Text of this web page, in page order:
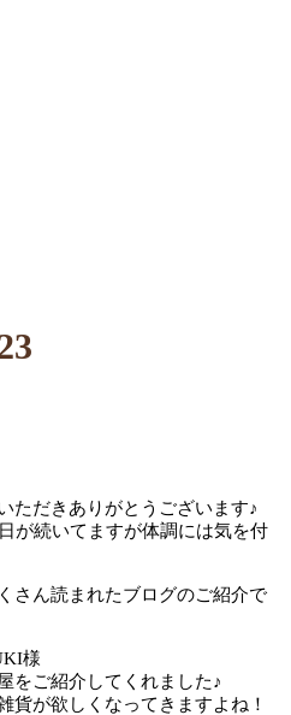
ただきありがとうございます♪
が続いてますが体調には気を付
さん読まれたブログのご紹介で
様
をご紹介してくれました♪
貨が欲しくなってきますよね！